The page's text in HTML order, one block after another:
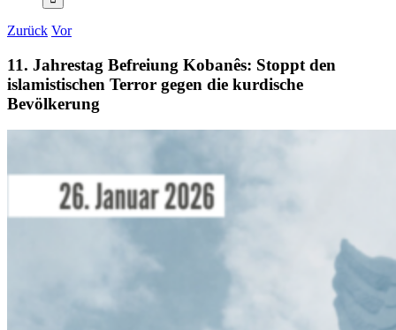
Zurück Vor
11. Jahrestag Befreiung Kobanês: Stoppt den
islamistischen Terror gegen die kurdische
Bevölkerung